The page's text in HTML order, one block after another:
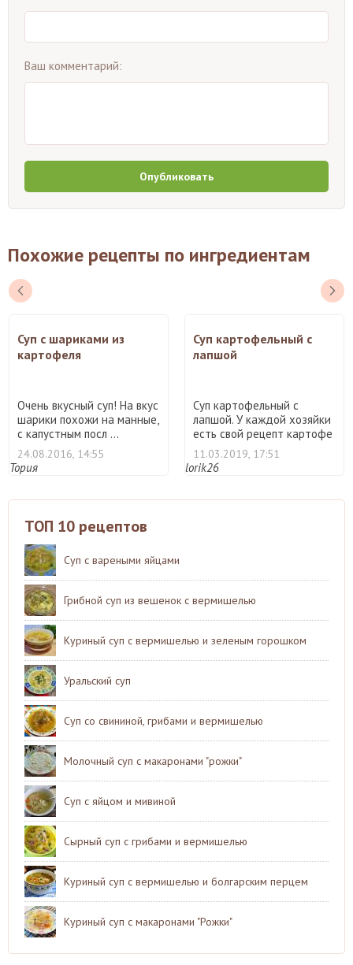
Ваш комментарий:
Опубликовать
Похожие рецепты по ингредиентам
Суп с шариками из
картофеля
Очень вкусный суп! На вкус
шарики похожи на манные,
с капустным посл ...
24.08.2016, 14:55
Тория
Суп картофельный с
лапшой
Суп картофельный с
лапшой. У каждой хозяйки
есть свой рецепт картофе
...
11.03.2019, 17:51
lorik26
ТОП 10 рецептов
Суп с вареными яйцами
Грибной суп из вешенок с вермишелью
Куриный суп с вермишелью и зеленым горошком
Уральский суп
Суп со свининой, грибами и вермишелью
Молочный суп с макаронами "рожки"
Суп с яйцом и мивиной
Сырный суп с грибами и вермишелью
Куриный суп с вермишелью и болгарским перцем
Куриный суп с макаронами "Рожки"